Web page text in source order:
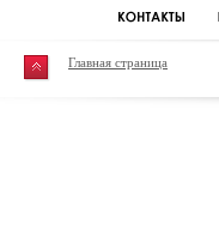
Главная страница